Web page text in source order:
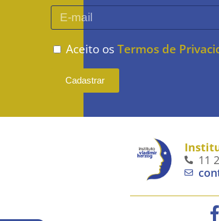
Aceito osTermos de
Cadastrar
11